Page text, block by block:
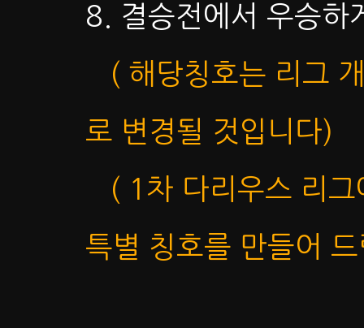
8. 결승전에서 우승하
( 해당칭호는 리그
로 변경될 것입니다)
( 1차 다리우스 리그
특별 칭호를 만들어